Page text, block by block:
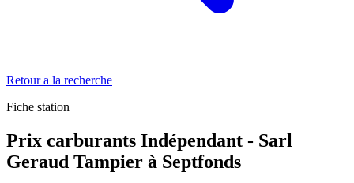
Retour a la recherche
Fiche station
Prix carburants Indépendant - Sarl
Geraud Tampier à Septfonds